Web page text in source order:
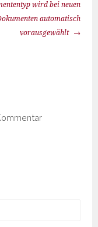
wird bei neuen
automatisch
vorausgewählt